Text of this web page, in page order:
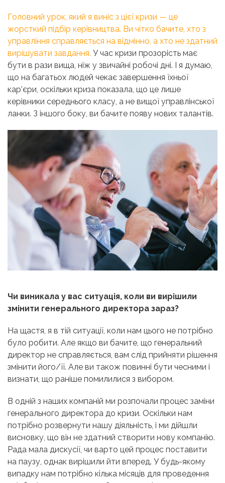
Головний урок, який я виніс з цієї кризи — це
жорсткий підбір керівництва. Ви чітко бачите, хто з
управління справляється на відмінно, а хто не здатний
вирішувати завдання. У час кризи прозорість має
бути в рази вища, ніж у звичайні робочі дні. І я думаю,
що на багатьох людей чекає завершення їхньої
кар’єри, оскільки криза показала, що це лише
керівники середнього класу, а не вищої управлінської
ланки. З іншого боку, ви бачите появу нових талантів.
Чи виникала у вас ситуація, коли ви вирішили
змінити генерального директора зараз?
На щастя, я в тій ситуації, коли нам цього не потрібно
було робити. Але якщо ви бачите, що генеральний
директор не справляється, вам слід прийняти рішення
змінити його/її. Але ви також повинні бути чесними і
визнати, що раніше помилилися з вибором.
В одній з наших компаній ми розпочали процес заміни
генерального директора до кризи. Оскільки нам
потрібно розвернути нашу діяльність, і ми дійшли
висновку, що він не здатний створити нову компанію.
Рада мала дискусії, чи варто цей процес поставити
на паузу, однак вирішили йти вперед. У будь-якому
випадку нам потрібно кілька місяців для проведення